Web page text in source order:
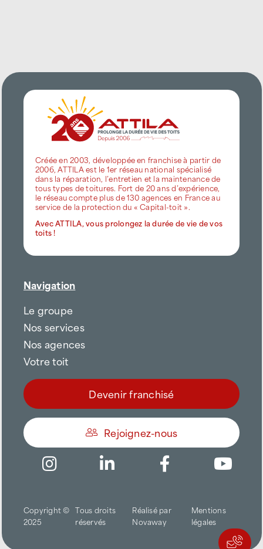
Créée en 2003, développée en franchise à partir de
2006, ATTILA est le 1er réseau national spécialisé
dans la réparation, l’entretien et la maintenance de
tous types de toitures. Fort de 20 ans d’expérience,
le réseau compte plus de 130 agences en France au
service de la protection du « Capital-toit ».
Avec ATTILA, vous prolongez la durée de vie de vos
toits !
Navigation
Le groupe
Nos services
Nos agences
Votre toit
Devenir franchisé
Rejoignez-nous
Copyright ©
2025
Tous droits
réservés
Réalisé par
Novaway
Mentions
légales
Trouver une agence